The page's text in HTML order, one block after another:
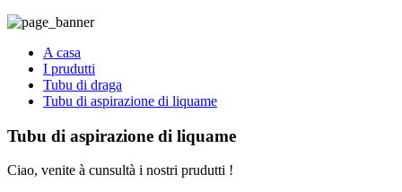
A casa
I prudutti
Tubu di draga
Tubu di aspirazione di liquame
Tubu di aspirazione di liquame
Ciao, venite à cunsultà i nostri prudutti !